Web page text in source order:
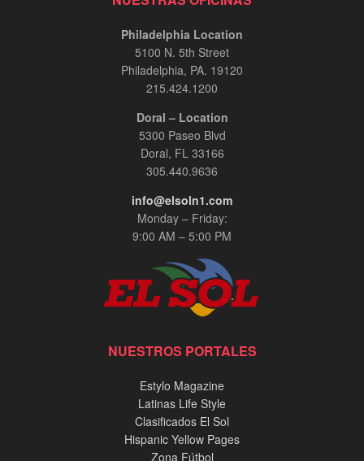
Philadelphia Location
5100 N. 5th Street
Philadelphia, PA. 19120
215.424.1200
Doral – Location
5300 Paseo Blvd
Doral, FL 33166
305.440.9636
info@elsoln1.com
Monday – Friday:
9:00 AM – 5:00 PM
NUESTROS PORTALES
Estylo Magazine
Latinas Life Style
Clasificados El Sol
Hispanic Yellow Pages
Zona Fútbol